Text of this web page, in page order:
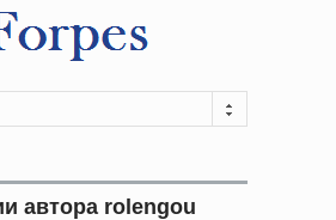
автора rolengou